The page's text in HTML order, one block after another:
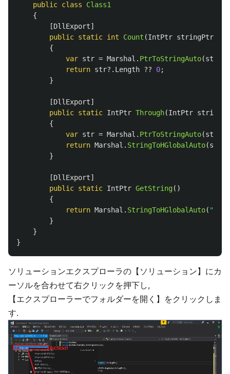
public class
Class1
{
[DllExport]
public static int Count (IntPtr stringPtr
{
var str = Marshal . PtrToStringAuto(
return str?. Length ?? 0;
}
[DllExport]
public static IntPtr Through(IntPtr
{
var str = Marshal . PtrToStringAuto(
return Marshal . StringToHGlobalAuto(str
}
[DllExport]
public static IntPtr GetString()
{
return Marshal . StringToHGlobalAuto(
}
}
}
ソリューションエクスプローラの【ソリューション】にカ
ーソルを合わせて右クリックを押下し,
【エクスプローラーでフォルダーを開く】をクリックしま
す.